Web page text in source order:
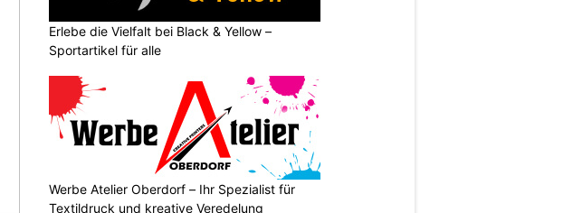
Erlebe die Vielfalt bei Black & Yellow –
Sportartikel für alle
Werbe Atelier Oberdorf – Ihr Spezialist für
Textildruck und kreative Veredelung